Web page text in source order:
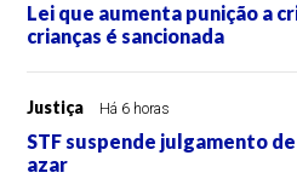
Lei que aumenta punição a
crianças é sancionada
Justiça Há 6 horas
STF suspende julgamento
azar